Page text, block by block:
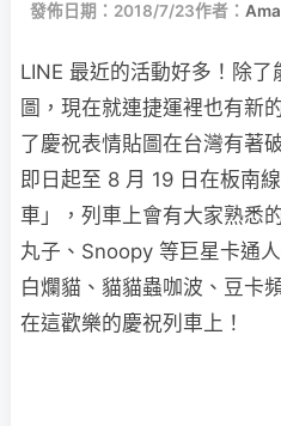
發佈日期：2018/7/23作者：
LINE 最近的活動好多！除
圖，現在就連捷運裡也有新
了慶祝表情貼圖在台灣有著
即日起至 8 月 19 日在板南
車」，列車上會有大家熟悉
丸子、Snoopy 等巨星卡通
白爛貓、貓貓蟲咖波、豆卡
在這歡樂的慶祝列車上！